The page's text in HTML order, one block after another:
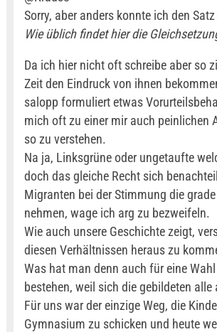
Sorry, aber anders konnte ich den
Wie üblich findet hier die
Da ich hier nicht oft schreibe aber so
Zeit den Eindruck von ihnen
salopp formuliert etwas
mich oft zu einer mir auch peinlichen
so zu verstehen.
Na ja, Linksgrüne oder ungetaufte
doch das gleiche Recht sich
Migranten bei der Stimmung die
nehmen, wage ich arg zu bezweifeln.
Wie auch unsere Geschichte zeigt,
diesen Verhältnissen heraus zu
Was hat man denn auch für eine
bestehen, weil sich die gebildeten
Für uns war der einzige Weg, die
Gymnasium zu schicken und heute